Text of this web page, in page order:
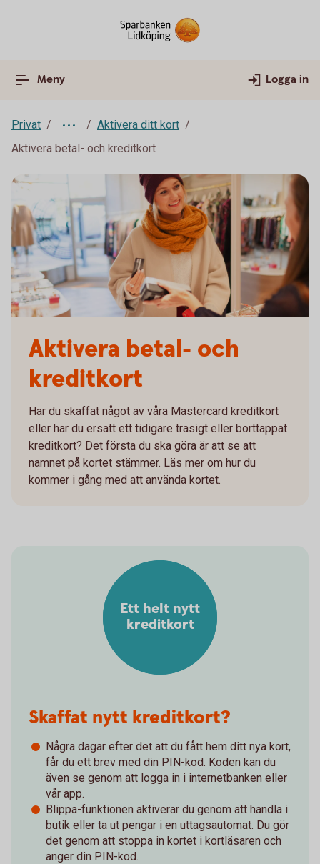
Meny Logga in
Privat
Aktivera ditt kort
Aktivera betal- och kreditkort
Aktivera betal- och
kreditkort
Har du skaffat något av våra Mastercard kreditkort
eller har du ersatt ett tidigare trasigt eller borttappat
kreditkort? Det första du ska göra är att se att
namnet på kortet stämmer. Läs mer om hur du
kommer i gång med att använda kortet.
Ett helt nytt
kreditkort
Skaffat nytt kreditkort?
Några dagar efter det att du fått hem ditt nya kort,
får du ett brev med din PIN-kod. Koden kan du
även se genom att logga in i internetbanken eller
vår app.
Blippa-funktionen aktiverar du genom att handla i
butik eller ta ut pengar i en uttagsautomat. Du gör
det genom att stoppa in kortet i kortläsaren och
anger din PIN-kod.